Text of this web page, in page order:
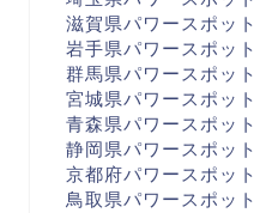
滋賀県パワースポット
岩手県パワースポット
群馬県パワースポット
宮城県パワースポット
青森県パワースポット
静岡県パワースポット
京都府パワースポット
鳥取県パワースポット